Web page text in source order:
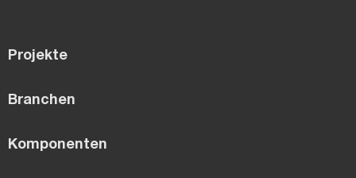
Projekte
Branchen
Komponenten